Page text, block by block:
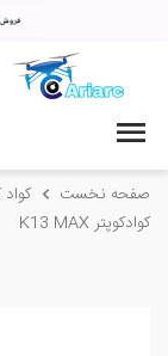
صفحه نخست کواد
کوادکوپتر K13 MAX